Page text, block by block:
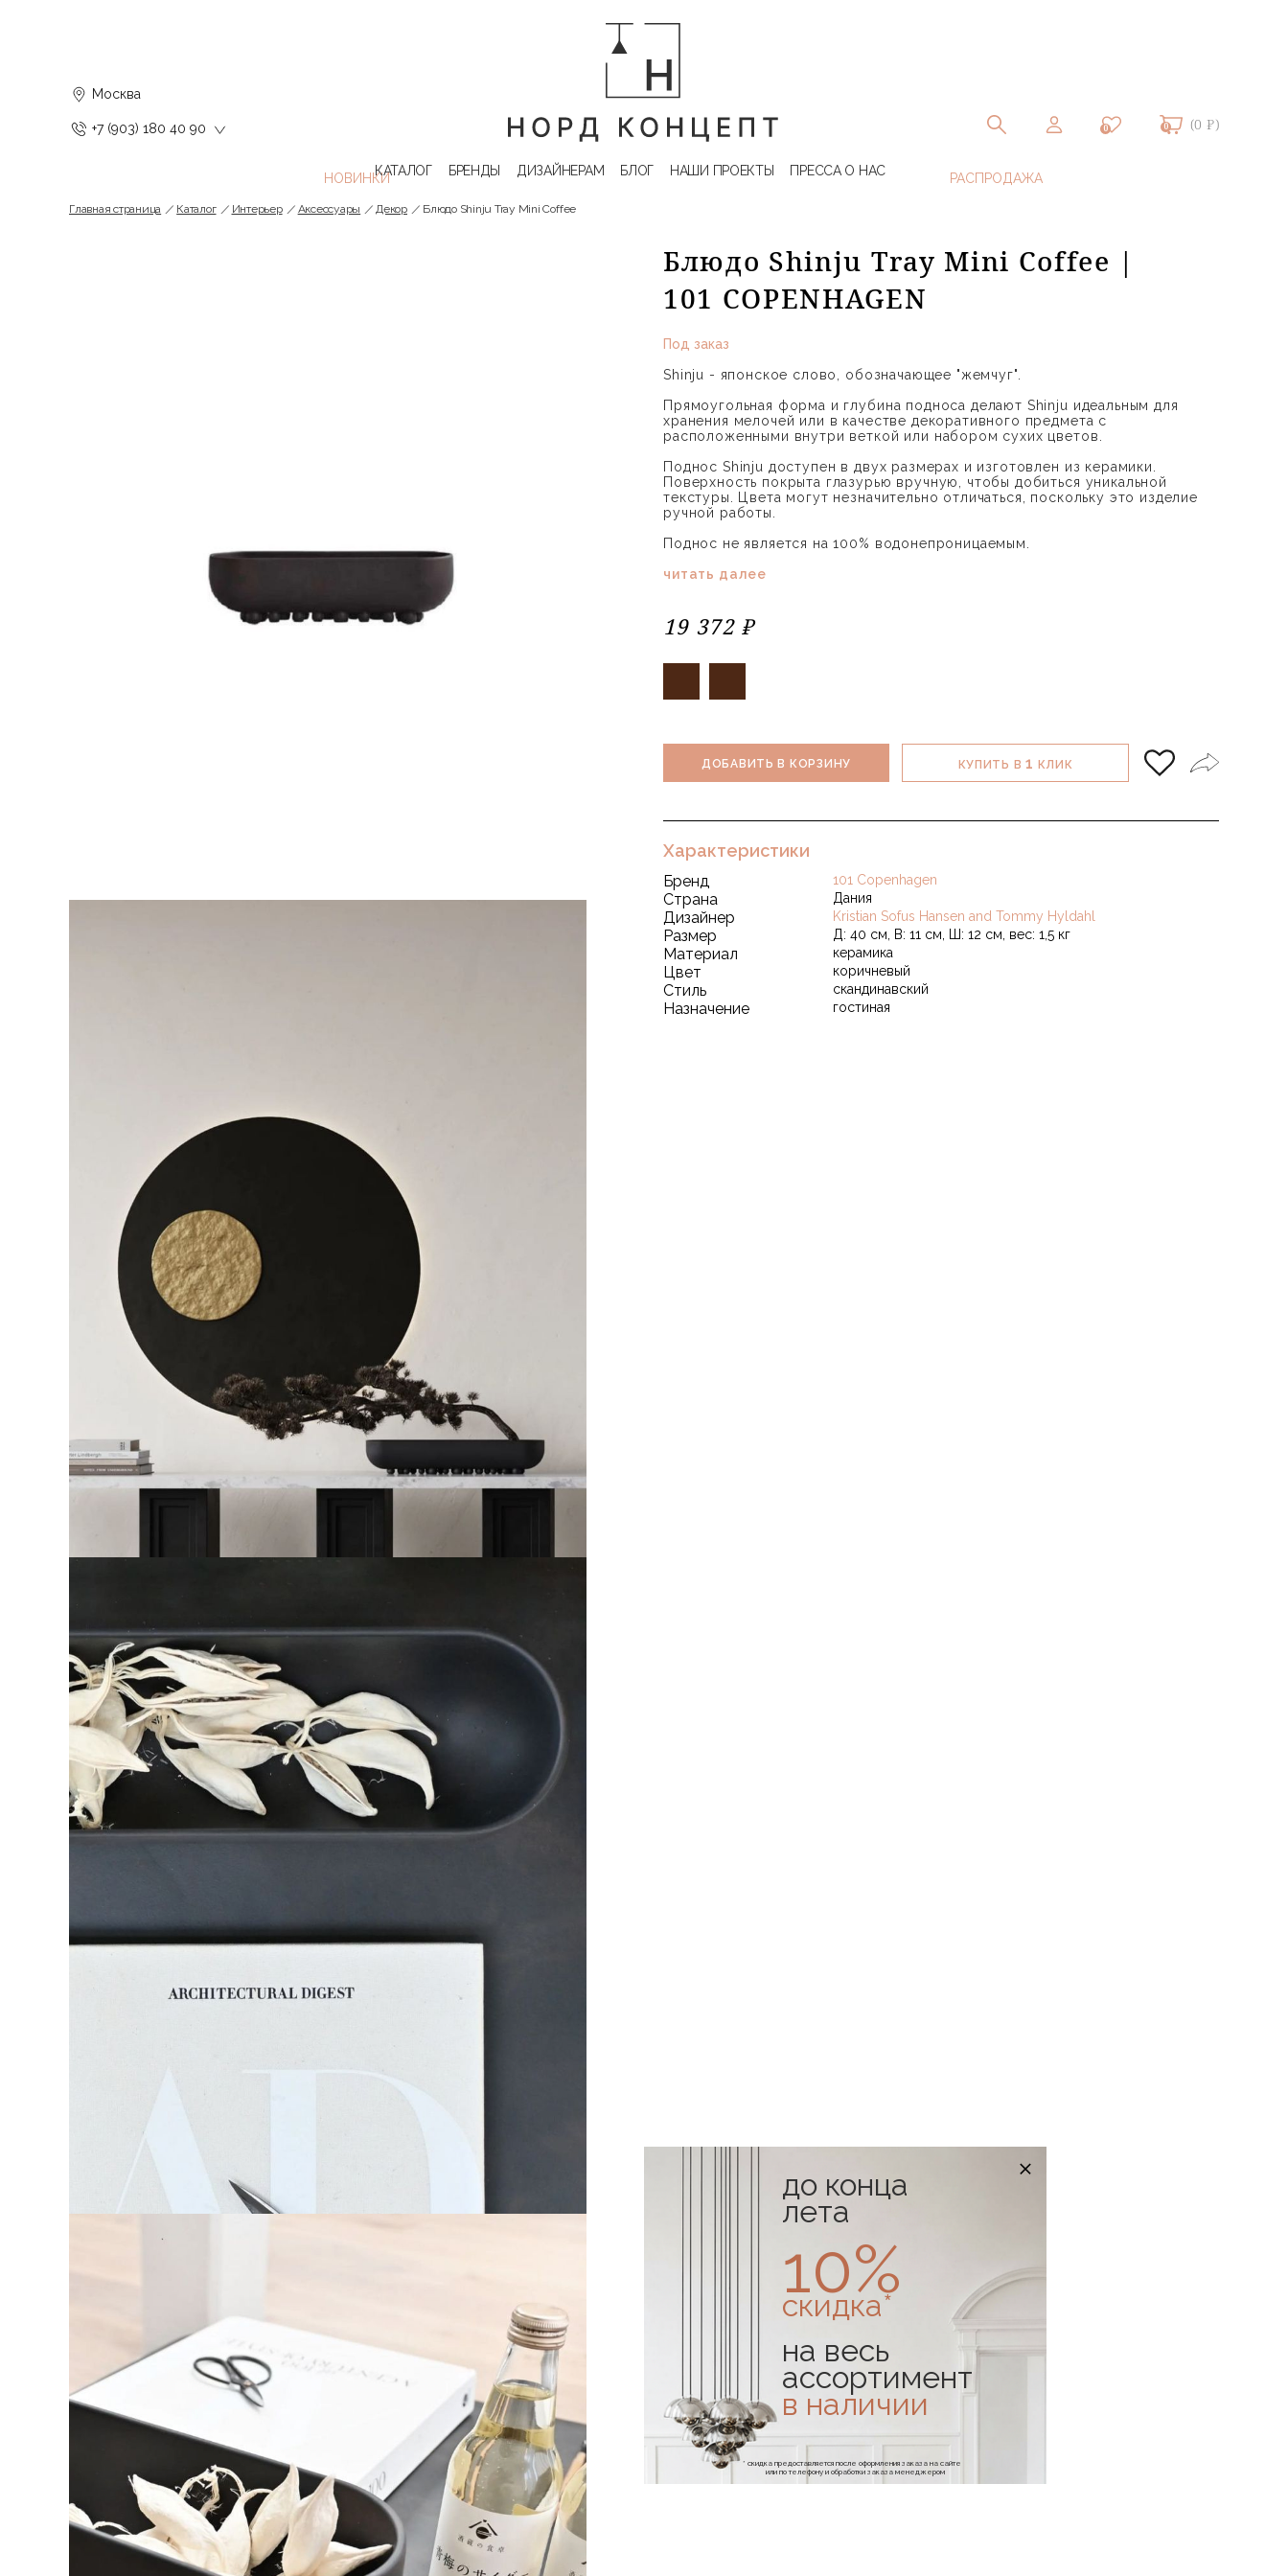
Москва
+7 (903) 180 40 90 0 0 (0 ₽)
КАТАЛОГ БРЕНДЫ ДИЗАЙНЕРАМ БЛОГ НАШИ ПРОЕКТЫ ПРЕССА О НАС
Главная страница Каталог Интерьер Аксессуары Декор Блюдо Shinju Tray Mini Coffee
Блюдо Shinju Tray Mini Coffee |
101 COPENHAGEN
Под заказ
Shinju - японское слово, обозначающее "жемчуг".
Прямоугольная форма и глубина подноса делают Shinju идеальным для
хранения мелочей или в качестве декоративного предмета с
расположенными внутри веткой или набором сухих цветов.
Поднос Shinju доступен в двух размерах и изготовлен из керамики.
Поверхность покрыта глазурью вручную, чтобы добиться уникальной
текстуры. Цвета могут незначительно отличаться, поскольку это изделие
ручной работы.
Поднос не является на 100% водонепроницаемым.
читать далее
19 372 ₽
ДОБАВИТЬ В КОРЗИНУ КУПИТЬ В1 КЛИК
Характеристики
Бренд 101 Copenhagen
Страна Дания
Дизайнер Kristian Sofus Hansen and Tommy Hyldahl
Размер Д: 40 см, В: 11 см, Ш: 12 см, вес: 1,5 кг
Материал керамика
Цвет коричневый
Стиль скандинавский
Назначение гостиная
до конца
лета
10%
скидка*
на весь
ассортимент
в наличии
* скидка предоставляется после оформления заказа на сайте
или по телефону и обработки заказа менеджером